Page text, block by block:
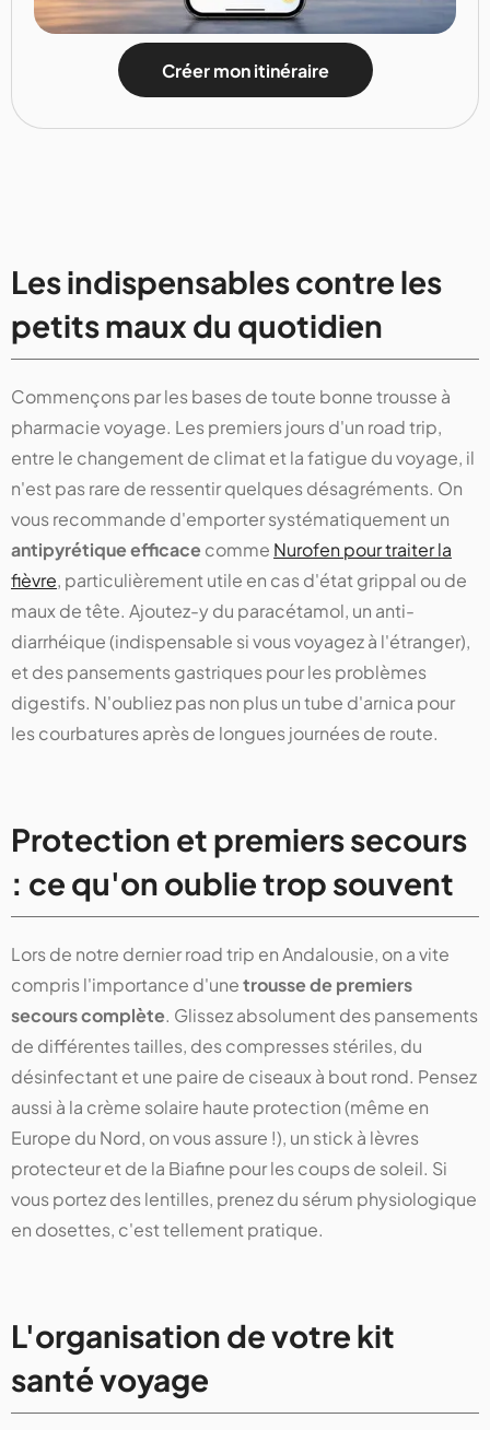
Créer mon itinéraire
Les indispensables contre les
petits maux du quotidien
Commençons par les bases de toute bonne trousse à
pharmacie voyage. Les premiers jours d'un road trip,
entre le changement de climat et la fatigue du voyage, il
n'est pas rare de ressentir quelques désagréments. On
vous recommande d'emporter systématiquement un
antipyrétique efficacecomme Nurofen pour traiter la
fièvre, particulièrement utile en cas d'état grippal ou de
maux de tête. Ajoutez-y du paracétamol, un anti-
diarrhéique (indispensable si vous voyagez à l'étranger),
et des pansements gastriques pour les problèmes
digestifs. N'oubliez pas non plus un tube d'arnica pour
les courbatures après de longues journées de route.
Protection et premiers secours
: ce qu'on oublie trop souvent
Lors de notre dernier road trip en Andalousie, on a vite
compris l'importance d'unetrousse de premiers
secours complète. Glissez absolument des pansements
de différentes tailles, des compresses stériles, du
désinfectant et une paire de ciseaux à bout rond. Pensez
aussi à la crème solaire haute protection (même en
Europe du Nord, on vous assure !), un stick à lèvres
protecteur et de la Biafine pour les coups de soleil. Si
vous portez des lentilles, prenez du sérum physiologique
en dosettes, c'est tellement pratique.
L'organisation de votre kit
santé voyage